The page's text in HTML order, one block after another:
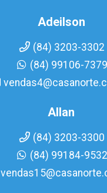
Adeilson
(84) 3203-3302
(84) 99106-7379
Allan
(84) 3203-3300
(84) 99184-9532